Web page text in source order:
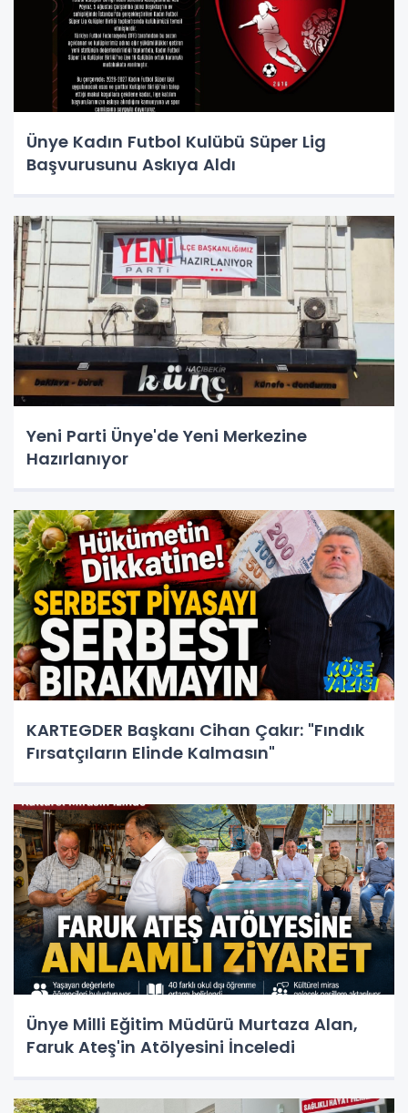
Ünye Kadın Futbol Kulübü Süper Lig
Başvurusunu Askıya Aldı
Yeni Parti Ünye'de Yeni Merkezine
Hazırlanıyor
KARTEGDER Başkanı Cihan Çakır: "Fındık
Fırsatçıların Elinde Kalmasın"
Ünye Milli Eğitim Müdürü Murtaza Alan,
Faruk Ateş'in Atölyesini İnceledi